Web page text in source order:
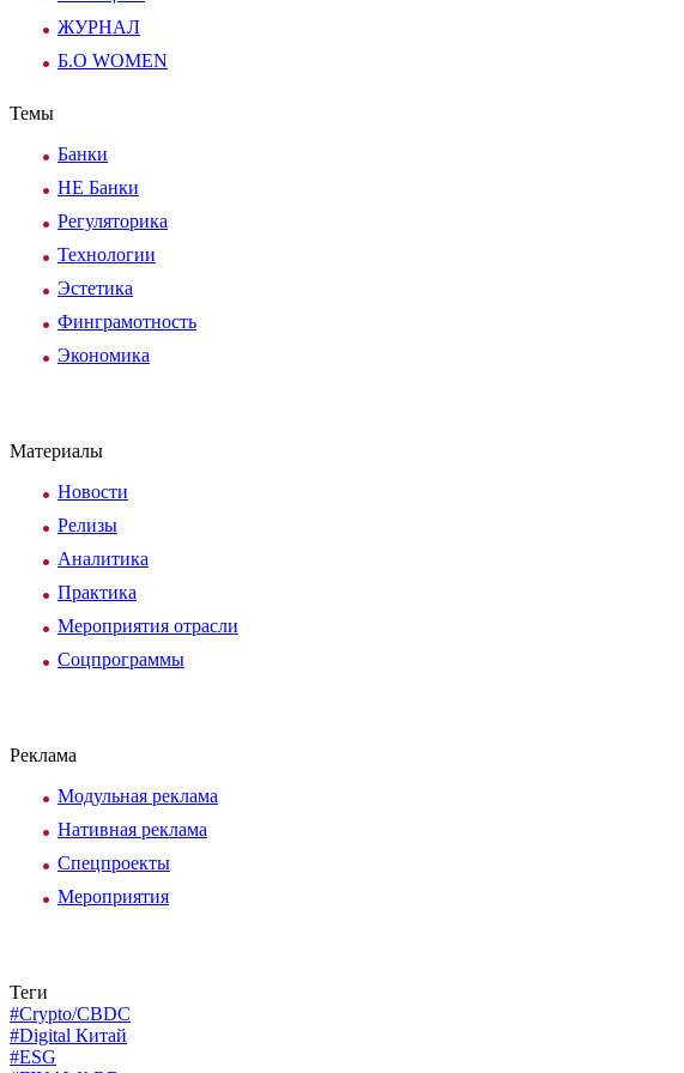
ЖУРНАЛ
Б.О WOMEN
Темы
Банки
НЕ Банки
Регуляторика
Технологии
Эстетика
Финграмотность
Экономика
Материалы
Новости
Релизы
Аналитика
Практика
Мероприятия отрасли
Соцпрограммы
Реклама
Модульная реклама
Нативная реклама
Спецпроекты
Мероприятия
Теги
#Crypto/CBDC
#Digital Китай
#ESG